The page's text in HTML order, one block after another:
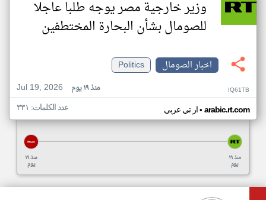
وزير خارجية مصر يوجه طلبا عاجلا
للصومال بشأن البحارة المختطفين
اخبار الصومال
Politics
Jul 19, 2026
منذ ١٩ يوم IQ61TB
ار تي عربي• arabic.rt.com عدد الكلمات: ٣٣١
منذ ١٩
يوم
منذ ١٩
يوم